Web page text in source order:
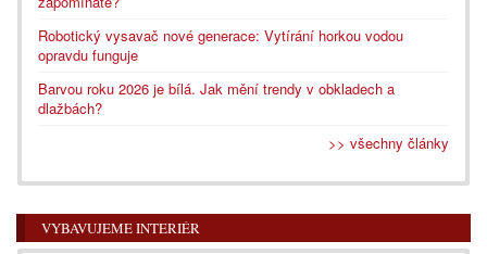
Robotický vysavač nové generace: Vytírání horkou vodou
opravdu funguje
Barvou roku 2026 je bílá. Jak mění trendy v obkladech a
dlažbách?
>> všechny články
VYBAVUJEME INTERIÉR